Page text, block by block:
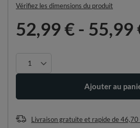
Vérifiez les dimensions du produit
52,99 €- 55,99
Ajouter au
Livraison gratuite et rapidede46,70